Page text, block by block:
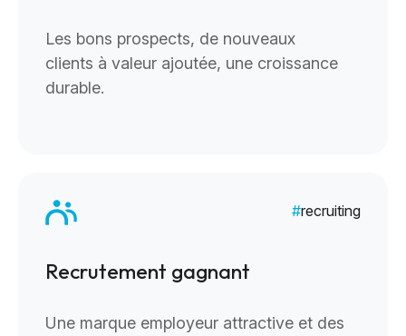
Les bons prospects, de nouveaux
clients à valeur ajoutée, une croissance
durable.
recruiting
Recrutement gagnant
Une marque employeur attractive et des